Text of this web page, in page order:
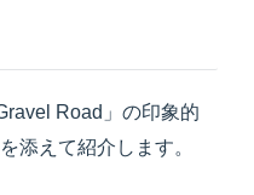
Road」の印象的
添えて紹介します。